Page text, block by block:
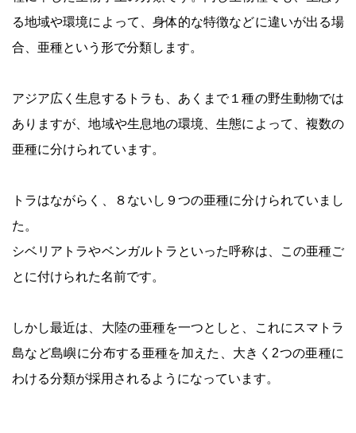
る地域や環境によって、身体的な特徴などに違いが出る場
合、亜種という形で分類します。
アジア広く生息するトラも、あくまで１種の野生動物では
ありますが、地域や生息地の環境、生態によって、複数の
亜種に分けられています。
トラはながらく、８ないし９つの亜種に分けられていまし
た。
シベリアトラやベンガルトラといった呼称は、この亜種ご
とに付けられた名前です。
しかし最近は、大陸の亜種を一つとしと、これにスマトラ
島など島嶼に分布する亜種を加えた、大きく2つの亜種に
わける分類が採用されるようになっています。